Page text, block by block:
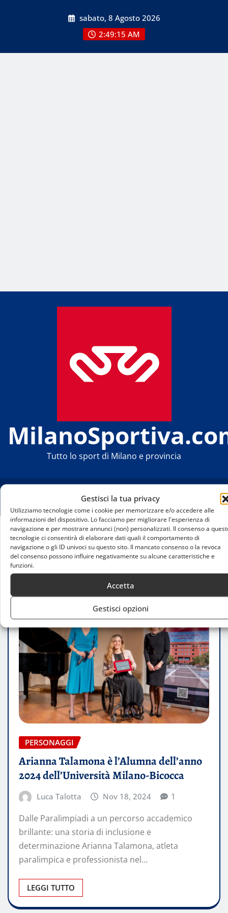
Gestisci la tua privacy
Utilizziamo tecnologie come i cookie per memorizzare e/o accedere alle
informazioni del dispositivo. Lo facciamo per migliorare l'esperienza di
navigazione e per mostrare annunci (non) personalizzati. Il consenso a
tecnologie ci consentirà di elaborare dati quali il comportamento di
navigazione o gli ID univoci su questo sito. Il mancato consenso o la revoca
del consenso possono influire negativamente su alcune caratteristiche e
funzioni.
Accetta
Gestisci opzioni
sabato, 8 Agosto 2026
2:49:15 AM
Tutto lo sport di Milano e provincia
Home
Arianna Talamona è l’Alumna dell’anno 2024
dell’Università Milano-Bicocca
PERSONAGGI
Arianna Talamona è l’Alumna dell’anno
2024 dell’Università Milano-Bicocca
Luca Talotta Nov 18, 2024 1
Dalle Paralimpiadi a un percorso accademico
brillante: una storia di inclusione e
determinazione Arianna Talamona, atleta
paralimpica e professionista nel…
LEGGI TUTTO